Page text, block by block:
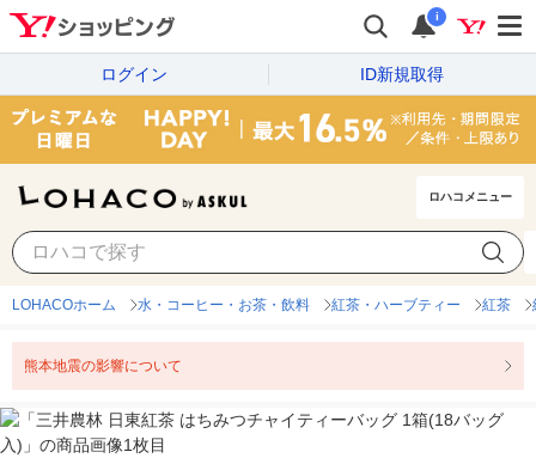
i
ログイン ID新規取得
ロハコメニュー
LOHACOホーム 水・コーヒー・お茶・飲料 紅茶・ハーブティー 紅茶
熊本地震の影響について